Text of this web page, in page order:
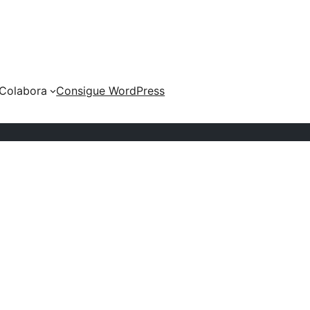
Consigue WordPress